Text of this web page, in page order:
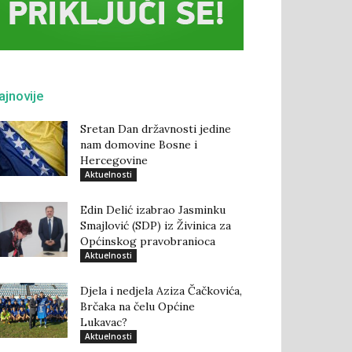
Sretan Dan državnosti jedine
nam domovine Bosne i
Hercegovine
Aktuelnosti
Edin Delić izabrao Jasminku
Smajlović (SDP) iz Živinica za
Općinskog pravobranioca
Aktuelnosti
Djela i nedjela Aziza Čačkovića,
Brčaka na čelu Općine
Lukavac?
Aktuelnosti